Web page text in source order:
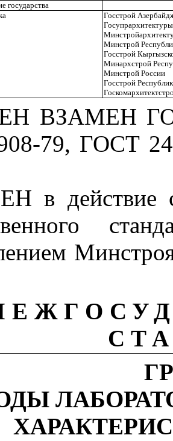
государства
Госстрой
Минстрой
Госстрой
Минархстрой
Минстрой России
Госстрой
ВЗАМЕН
79, ГОСТ
в действие